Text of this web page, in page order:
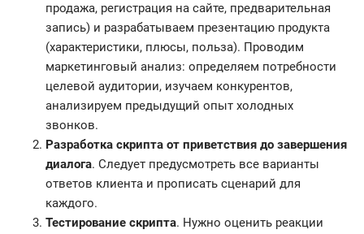
продажа, регистрация на сайте, предварительная
запись) и разрабатываем презентацию продукта
(характеристики, плюсы, польза). Проводим
маркетинговый анализ: определяем потребности
целевой аудитории, изучаем конкурентов,
анализируем предыдущий опыт холодных
звонков.
Разработка скрипта от приветствия до завершения
диалога. Следует предусмотреть все варианты
ответов клиента и прописать сценарий для
каждого.
Тестирование скрипта. Нужно оценить реакции